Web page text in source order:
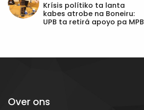
Krísis polítiko ta lanta
kabes atrobe na Boneiru:
UPB ta retirá apoyo pa MPB
Over ons